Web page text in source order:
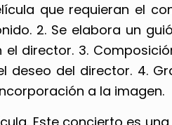
que requieran el
2. Se elabora un
director. 3.
del director. 4.
a la imagen.